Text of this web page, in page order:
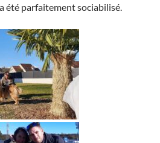
été parfaitement sociabilisé.